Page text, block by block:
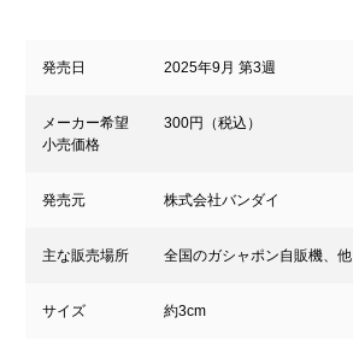
発売日 2025年9月 第3週
メーカー希望
小売価格
300円（税込）
発売元 株式会社バンダイ
主な販売場所 全国のガシャポン自販機、他
サイズ 約3cm